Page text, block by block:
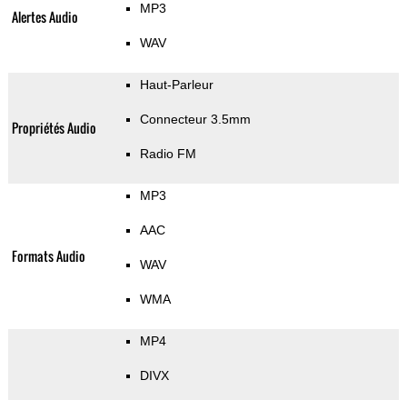
Alertes Audio MP3
WAV
Propriétés Audio
Haut-Parleur
Connecteur 3.5mm
Radio FM
Formats Audio
MP3
AAC
WAV
WMA
MP4
DIVX